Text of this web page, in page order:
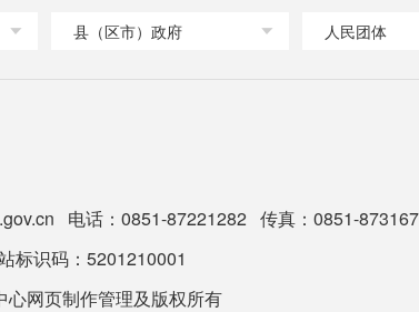
县（区市）政府 人民团体
电话：0851-87221282 传真：0851-
标识码：5201210001
网页制作管理及版权所有